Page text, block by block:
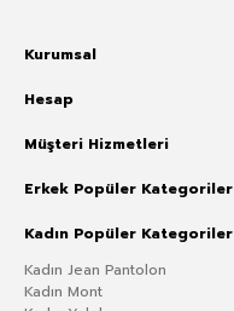
Kurumsal
Hesap
Müşteri Hizmetleri
Erkek Popüler Kategoriler
Kadın Popüler Kategoriler
Kadın Jean Pantolon
Kadın Mont